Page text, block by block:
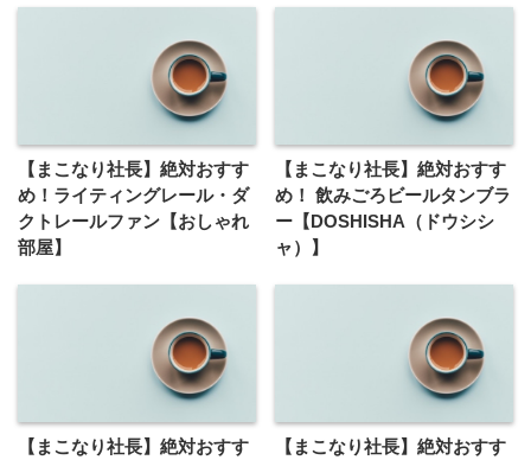
【まこなり社長】絶対おすす
め！ライティングレール・ダ
クトレールファン【おしゃれ
部屋】
【まこなり社長】絶対おすす
め！ 飲みごろビールタンブラ
ー【DOSHISHA（ドウシシ
ャ）】
【まこなり社長】絶対おすす
【まこなり社長】絶対おすす